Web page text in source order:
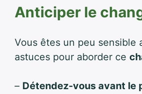
Anticiper le
Vous êtes un peu sensible
astuces pour aborder ce
– Détendez-vous avant le